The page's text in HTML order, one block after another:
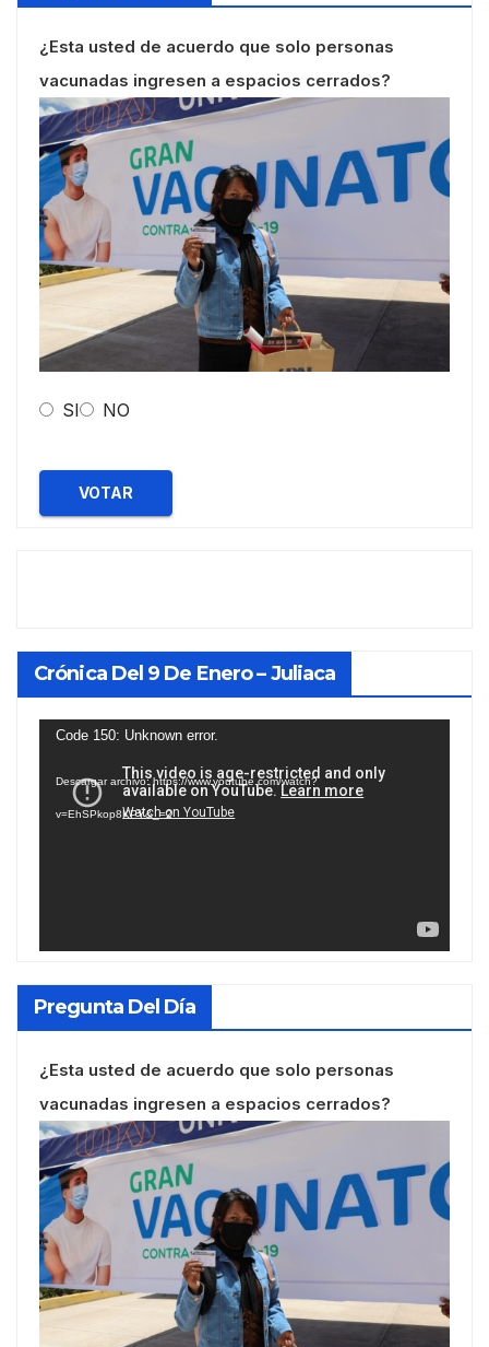
¿Esta usted de acuerdo que solo personas
vacunadas ingresen a espacios cerrados?
SI NO
VOTAR
Crónica Del 9 De Enero – Juliaca
Reproductor
vídeo
Code 150: Unknown error.
Descargar archivo: https://www.youtube.com/watch?
v=EhSPkop8KPY&_=2
Pregunta Del Día
¿Esta usted de acuerdo que solo personas
vacunadas ingresen a espacios cerrados?